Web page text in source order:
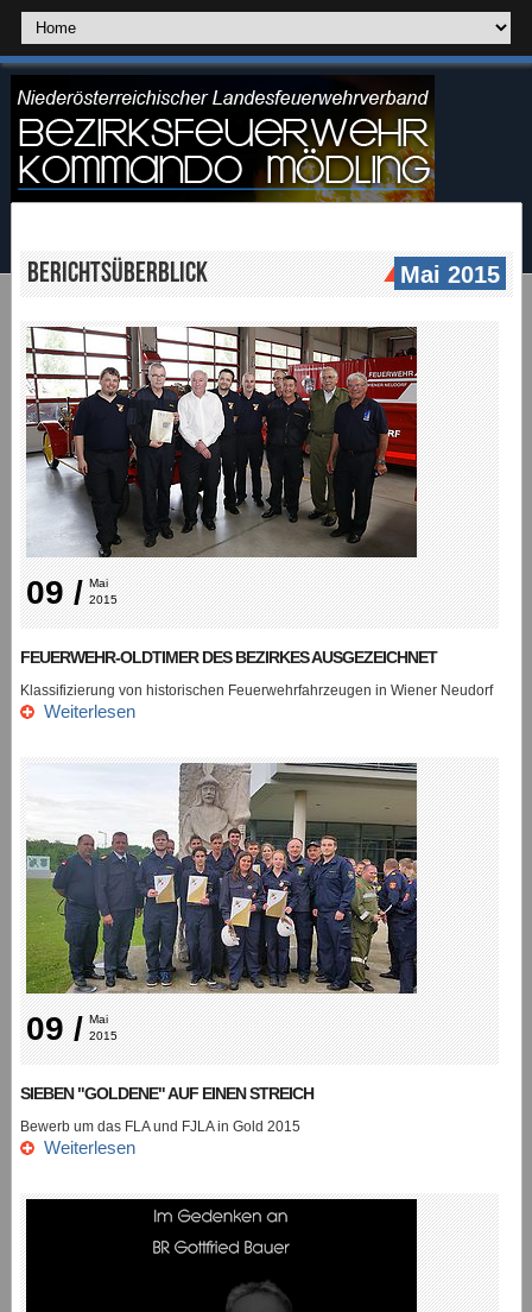
Berichtsüberblick Mai 2015
09 / Mai
2015
FEUERWEHR-OLDTIMER DES BEZIRKES AUSGEZEICHNET
Klassifizierung von historischen Feuerwehrfahrzeugen in Wiener Neudorf
Weiterlesen
09 / Mai
2015
SIEBEN "GOLDENE" AUF EINEN STREICH
Bewerb um das FLA und FJLA in Gold 2015
Weiterlesen